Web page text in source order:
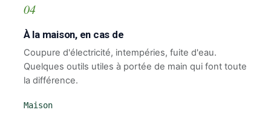
04
À la maison, en cas de
Coupure d'électricité, intempéries, fuite d'eau.
Quelques outils utiles à portée de main qui font toute
la différence.
Maison